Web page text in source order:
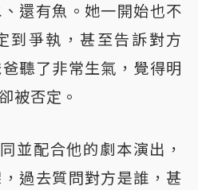
還有魚。她一開始也不
到爭執，甚至告訴對方
爸聽了非常生氣，覺得明
被否定。
並配合他的劇本演出，
過去質問對方是誰，甚